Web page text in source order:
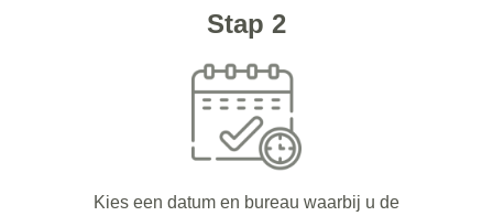
Stap 2
Kies een datum en bureau waarbij u de